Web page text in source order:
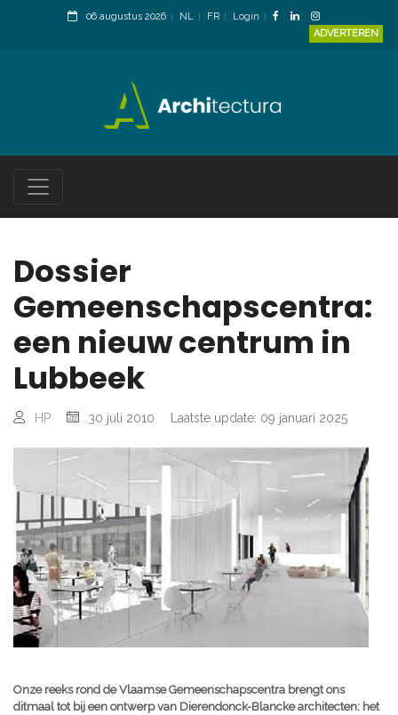
06 augustus 2026 NL FR
Login
ADVERTEREN
Dossier
Gemeenschapscentra:
een nieuw centrum in
Lubbeek
HP 30 juli 2010 Laatste update: 09 januari 2025
Onze reeks rond de Vlaamse Gemeenschapscentra brengt ons
ditmaal tot bij een ontwerp van Dierendonck-Blancke architecten: het